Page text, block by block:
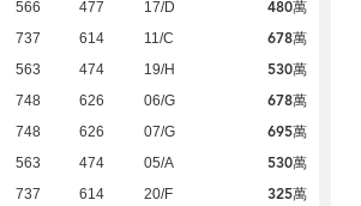
566 477 17/D 480萬
737 614 11/C 678萬
563 474 19/H 530萬
748 626 06/G 678萬
748 626 07/G 695萬
563 474 05/A 530萬
737 614 20/F 325萬